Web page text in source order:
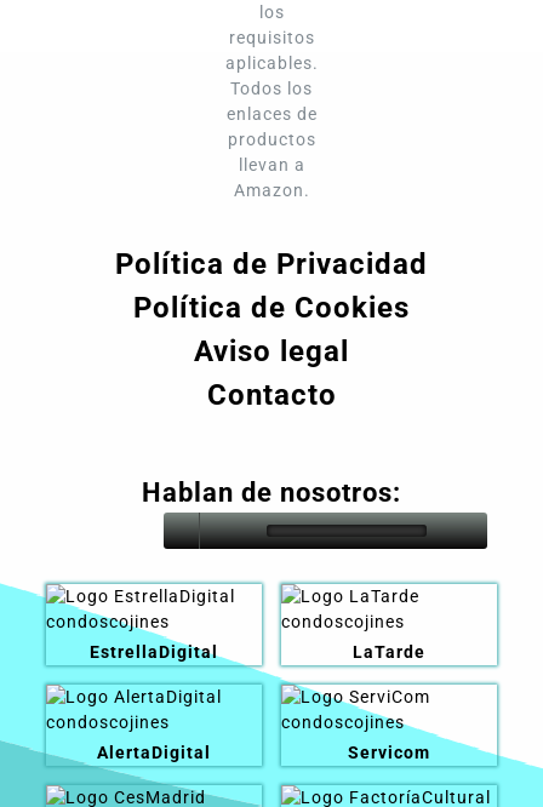
los
requisitos
aplicables.
Todos los
enlaces de
productos
llevan a
Amazon.
Política de Privacidad
Política de Cookies
Aviso legal
Contacto
Hablan de nosotros:
EstrellaDigital LaTarde
AlertaDigital Servicom